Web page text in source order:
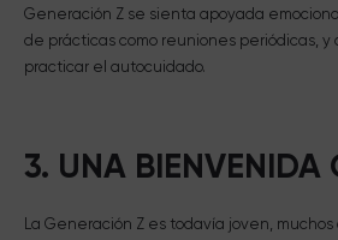
Generación Z se sienta apoyada
de prácticas como reuniones periódicas, y
practicar el autocuidado.
3. UNA BIENVENIDA
La Generación Z es todavía joven,